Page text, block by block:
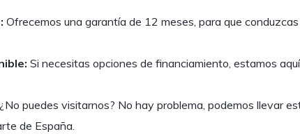
Ofrecemos una garantía de 12 meses, para que
Si necesitas opciones de financiamiento, estamos
¿No puedes visitarnos? No hay problema, podemos llevar
de España.